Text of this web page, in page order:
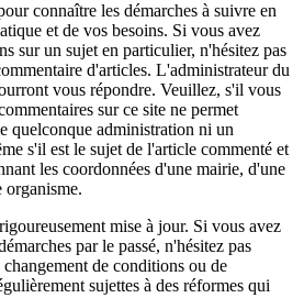
connaître les démarches à suivre en
et de vos besoins. Si vous avez
sur un sujet en particulier, n'hésitez pas
d'articles. L'administrateur du
vous répondre. Veuillez, s'il vous
sur ce site ne permet
quelconque administration ni un
s'il est le sujet de l'article commenté et
les coordonnées d'une mairie, d'une
organisme.
mise à jour. Si vous avez
par le passé, n'hésitez pas
de conditions ou de
sujettes à des réformes qui